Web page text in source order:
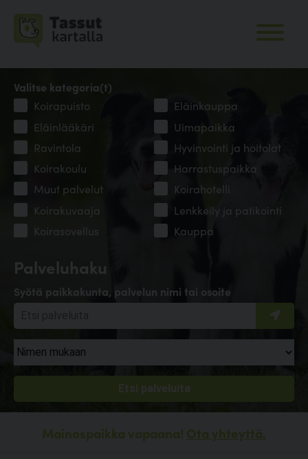
Palveluhaku
Syötä paikkakunta, palvelun nimi tai osoite
Valitse kategoria(t)
Koirapuisto
Eläinkauppa
Eläinlääkäri
Uimapaikka
Ravintola
Hyvinvointi ja hoitolat
Koirakoulu
Harrastuspaikka
Muut palvelut
Koirahotelli
Koirakuvaaja
Lenkkeily ja patikointi
Koirasovellus
Kauppa
Mainospaikka vapaana! Ota yhteyttä.